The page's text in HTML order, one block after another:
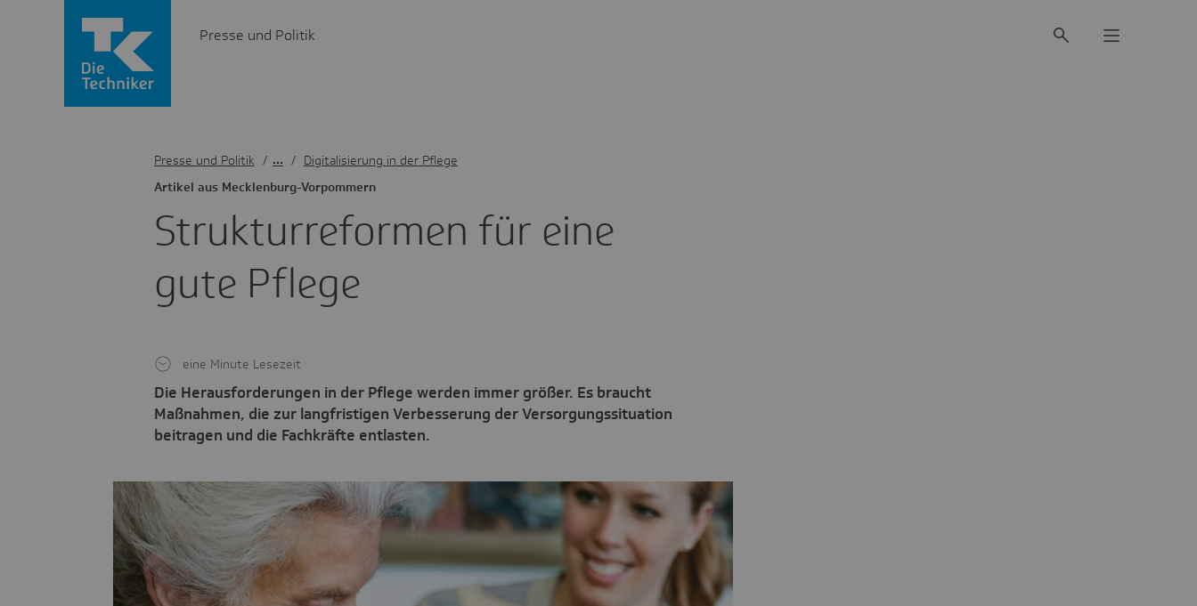
Presse und Politik
Struk­tur­re­formen für eine
gute Pflege
Artikel aus Meck­len­burg-Vorpom­mern
Die Herausforderungen in der Pflege werden immer größer. Es braucht
Maßnahmen, die zur langfristigen Verbesserung der Versorgungssituation
beitragen und die Fachkräfte entlasten.
eine Minute Lesezeit
Presse und Politik / Digitalisierung in der Pflege